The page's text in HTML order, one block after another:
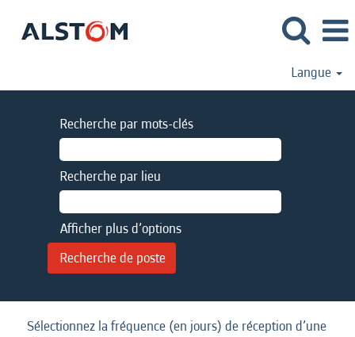
Langue
Recherche par mots-clés
Recherche par lieu
Afficher plus d’options
Sélectionnez la fréquence (en jours) de réception d’une